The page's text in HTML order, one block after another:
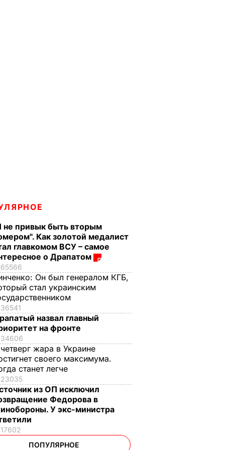
не привык быть вторым
Как золотой медалист
главкомом ВСУ – самое
о Драпатом
65566
Он был генералом КГБ,
стал украинским
36541
назвал главный
на фронте
34606
жара в Украине
своего максимума.
станет легче
23035
из ОП исключил
Федорова в
У экс-министра
17602
ПОПУЛЯРНОЕ